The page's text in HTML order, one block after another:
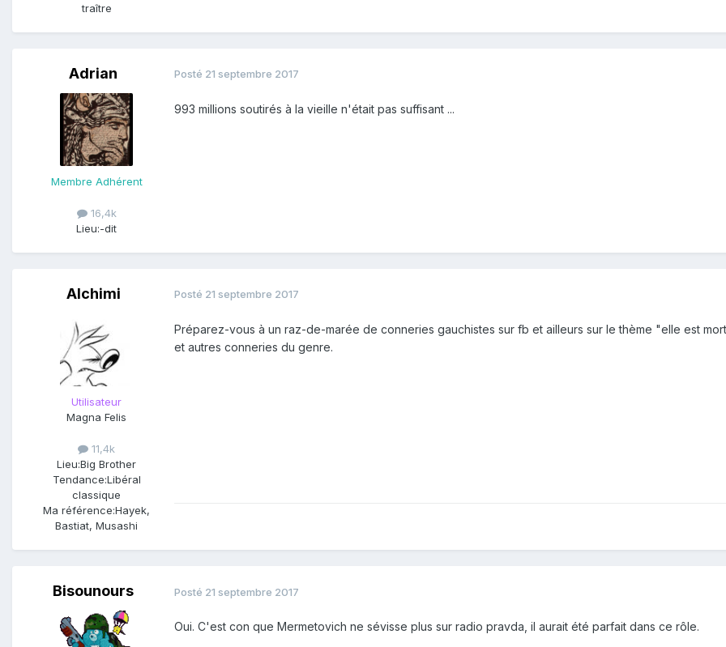
traître
Adrian
Membre Adhérent
16,4k
Lieu:-dit
Posté 21 septembre 2017
993 millions soutirés à la vieille n'était pas suffisant ...
Alchimi
Utilisateur
Magna Felis
11,4k
Lieu:Big Brother
Tendance:Libéral
classique
Ma référence:Hayek,
Bastiat, Musashi
Posté 21 septembre 2017
Préparez-vous à un raz-de-marée de conneries gauchistes sur fb et ailleurs sur le thème "elle est
et autres conneries du genre.
Bisounours Posté 21 septembre 2017
Oui. C'est con que Mermetovich ne sévisse plus sur radio pravda, il aurait été parfait dans ce rôle.